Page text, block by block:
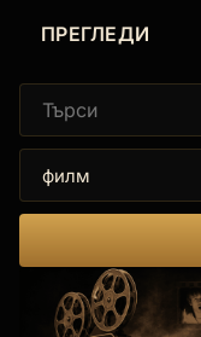
ПРЕГЛЕДИ